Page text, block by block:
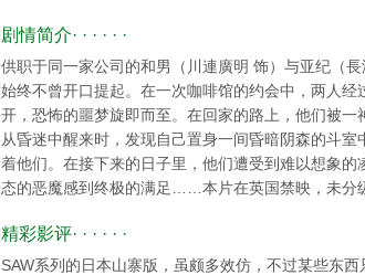
剧情简介· · · · · ·
供职于同一家公司的和男（川連廣明 饰）与亚纪（
始终不曾开口提起。在一次咖啡馆的约会中，两人
开，恐怖的噩梦旋即而至。在回家的路上，他们被
从昏迷中醒来时，发现自己置身一间昏暗阴森的斗
着他们。在接下来的日子里，他们遭受到难以想象
态的恶魔感到终极的满足……本片在英国禁映，未分
精彩影评· · · · · ·
SAW系列的日本山寨版，虽颇多效仿，不过某些东